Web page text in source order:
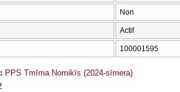
Non
Actif
100001595
PPS Tmīma Nomikīs (2024-sīmera)